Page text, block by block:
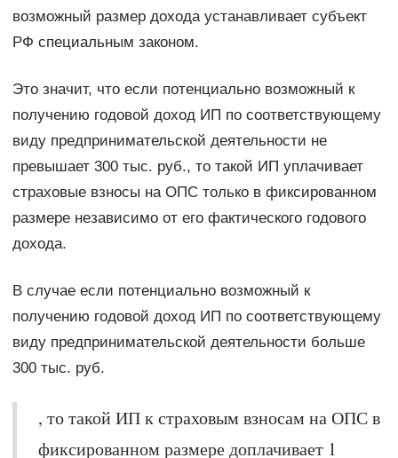
возможный размер дохода устанавливает субъект
РФ специальным законом.
Это значит, что если потенциально возможный к
получению годовой доход ИП по соответствующему
виду предпринимательской деятельности не
превышает 300 тыс. руб., то такой ИП уплачивает
страховые взносы на ОПС только в фиксированном
размере независимо от его фактического годового
дохода.
В случае если потенциально возможный к
получению годовой доход ИП по соответствующему
виду предпринимательской деятельности больше
300 тыс. руб.
, то такой ИП к страховым взносам на ОПС в
фиксированном размере доплачивает 1